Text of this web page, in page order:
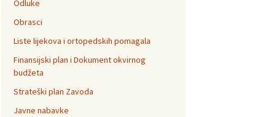
Odluke
Obrasci
Liste lijekova i ortopedskih pomagala
Finansijski plan i Dokument okvirnog
budžeta
Strateški plan Zavoda
Javne nabavke